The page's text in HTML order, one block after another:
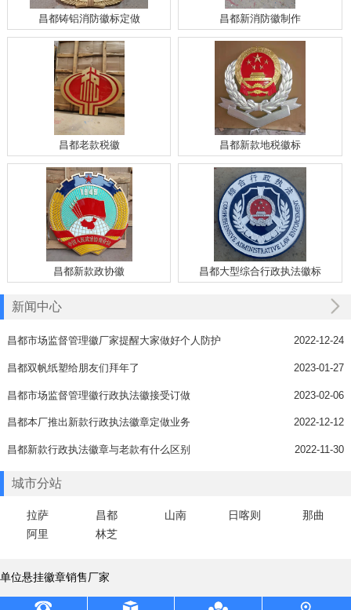
昌都铸铝消防徽标定做 昌都新消防徽制作
昌都老款税徽 昌都新款地税徽标
昌都新款政协徽 昌都大型综合行政执法徽标
新闻中心
昌都市场监督管理徽厂家提醒大家做好个人防护 2022-12-24
昌都双帆纸塑给朋友们拜年了 2023-01-27
昌都市场监督管理徽行政执法徽接受订做 2023-02-06
昌都本厂推出新款行政执法徽章定做业务 2022-12-12
昌都新款行政执法徽章与老款有什么区别 2022-11-30
城市分站
拉萨 昌都 山南 日喀则
那曲
阿里
林芝
单位悬挂徽章销售厂家